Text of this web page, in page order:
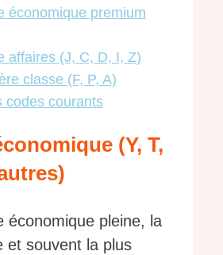
économique premium
affaires (J, C, D, I, Z)
classe (F, P, A)
codes courants
(Y, T,
économique pleine, la
et souvent la plus